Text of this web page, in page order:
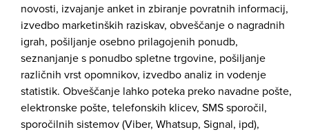
novosti, izvajanje anket in zbiranje povratnih informacij,
izvedbo marketinških raziskav, obveščanje o nagradnih
igrah, pošiljanje osebno prilagojenih ponudb,
seznanjanje s ponudbo spletne trgovine, pošiljanje
različnih vrst opomnikov, izvedbo analiz in vodenje
statistik. Obveščanje lahko poteka preko navadne pošte,
elektronske pošte, telefonskih klicev, SMS sporočil,
sporočilnih sistemov (Viber, Whatsup, Signal, ipd),